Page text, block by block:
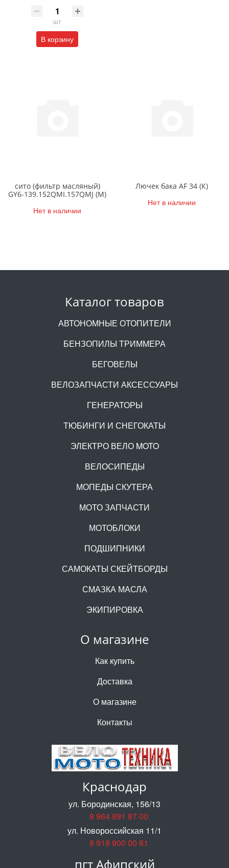
шт
В корзину
сито (фильтр масляный)
GY6-139.152QMI.157QMJ (М)
Нет в наличии
Лючек бака AF 34 (К)
Нет в наличии
О магазине
Как купить
Доставка
О магазине
Контакты
Каталог товаров
АВТОНОМНЫЕ ОТОПИТЕЛИ
БЕНЗОПИЛЫ ТРИММЕРА
БЕГОВЕЛЫ
ВЕЛОЗАПЧАСТИ АКСЕССУАРЫ
ГЕНЕРАТОРЫ
ТЮБИНГИ И СНЕГОКАТЫ
ЭЛЕКТРО ВЕЛО MOTO
ВЕЛОСИПЕДЫ
МОПЕДЫ СКУТЕРА
МОТО ЗАПЧАСТИ
МОТОБЛОКИ
ПОДШИПНИКИ
САМОКАТЫ СКЕЙТБОРДЫ
СМАЗКА МАСЛА
ЭКИПИРОВКА
Краснодар
ул. Бородинская, 156/13
8 964 891 87 00
ул. Новороссийская 11/1
8 918 900 00 81
пгт Афипский